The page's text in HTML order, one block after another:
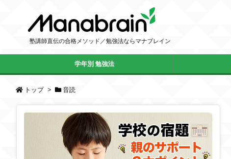
塾講師直伝の合格メソッド／勉強法ならマナブレイン
学年別 勉強法
トップ > 音読